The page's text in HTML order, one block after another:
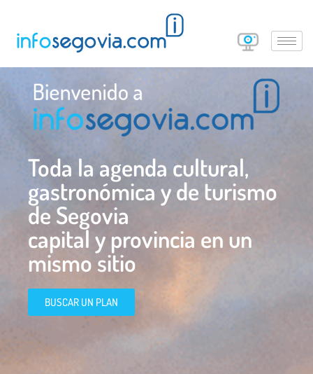
Toda la agenda cultural,
gastronómica y de turismo
de Segovia
capital y provincia en un
mismo sitio
BUSCAR UN PLAN